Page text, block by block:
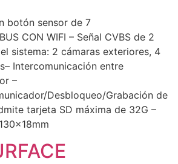
botón sensor de 7
CON WIFI – Señal CVBS de 2
sistema: 2 cámaras exteriores, 4
Intercomunicación entre
–
Desbloqueo/Grabación de
tarjeta SD máxima de 32G –